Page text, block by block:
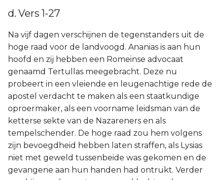
Numeri
Ruth
Prediker
Joël
Jona
Hábakuk
d. Vers 1-27
Na vijf dagen verschijnen de tegenstanders uit de
hoge raad voor de landvoogd. Ananias is aan hun
hoofd en zij hebben een Romeinse advocaat
genaamd Tertullas meegebracht. Deze nu
probeert in een vleiende en leugenachtige rede de
apostel verdacht te maken als een staatkundige
oproermaker, als een voorname leidsman van de
ketterse sekte van de Nazareners en als
tempelschender. De hoge raad zou hem volgens
zijn bevoegdheid hebben laten straffen, als Lysias
niet met geweld tussenbeide was gekomen en de
gevangene aan hun handen had ontrukt. Verder